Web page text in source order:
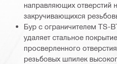
направляющих отверстий
закручивающихся
Бур с ограничителем TS-
удаляет стальное
просверленного
резьбовых шпилек